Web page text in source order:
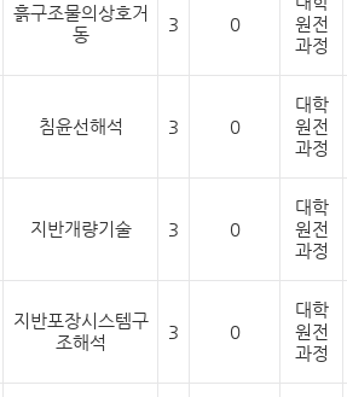
흙구조물의상호거
동
3 0
원전
과정
침윤선해석 3 0
대학
원전
과정
지반개량기술 3 0
대학
원전
과정
지반포장시스템구
조해석
3 0
대학
원전
과정